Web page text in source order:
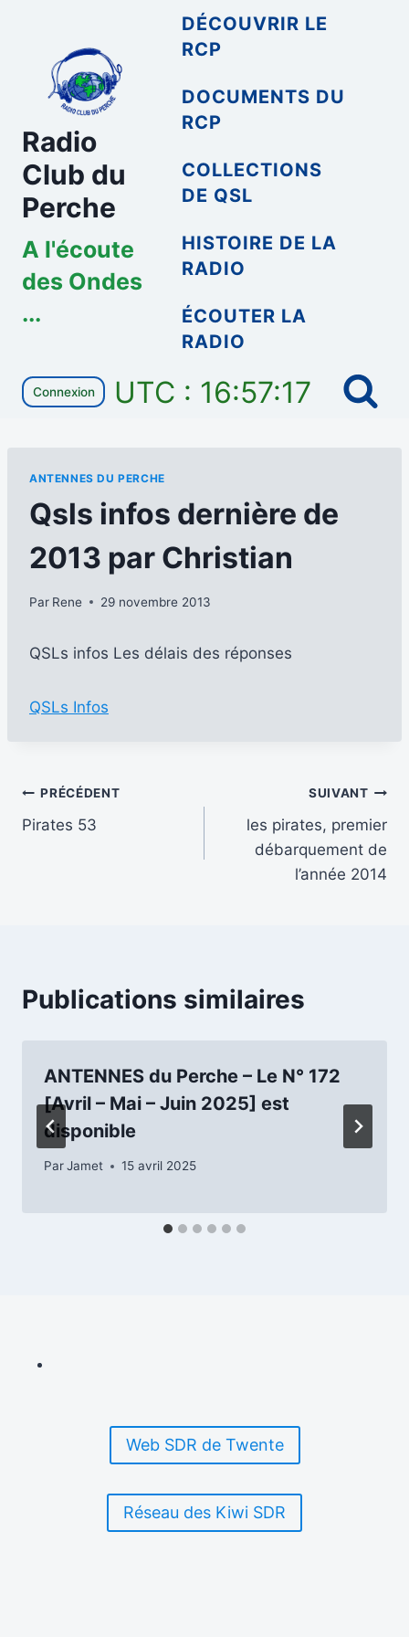
contenu
Radio
Club du
Perche
A l'écoute
des Ondes
...
DÉCOUVRIR LE
RCP
DOCUMENTS DU
RCP
COLLECTIONS
DE QSL
HISTOIRE DE LA
RADIO
ÉCOUTER LA
RADIO
Connexion UTC : 16:57:17
ANTENNES DU PERCHE
Qsls infos dernière de
2013 par Christian
Par Rene 29 novembre 2013
QSLs infos Les délais des réponses
QSLs Infos
Navigation
de
PRÉCÉDENT
Pirates 53
SUIVANT
les pirates, premier
débarquement de
l’année 2014
Publications similaires
ANTENNES du Perche – Le N° 172
[Avril – Mai – Juin 2025] est
disponible
ParJamet 15 avril 2025
Web SDR de Twente
Réseau des Kiwi SDR